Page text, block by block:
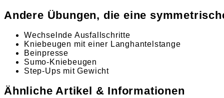
Andere Übungen, die eine
Wechselnde Ausfallschritte
Kniebeugen mit einer Langhantelstange
Beinpresse
Sumo-Kniebeugen
Step-Ups mit Gewicht
Ähnliche Artikel & Informationen